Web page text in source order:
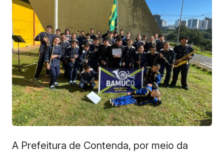
A Prefeitura de Contenda, por meio da